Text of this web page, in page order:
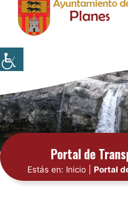
Portal de
Estás en: Inicio| Portal